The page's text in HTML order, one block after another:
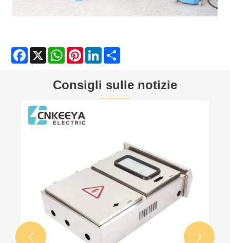
Facebook
X WhatsApp
PinterestLinkedIn
Consigli sulle notizie
 